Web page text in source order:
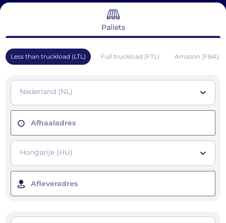
Pallets
Less than truckload (LTL) Full truckload (FTL) Amazon (FBA)
Nederland (NL)
Afhaaladres
Hongarije (HU)
Afleveradres